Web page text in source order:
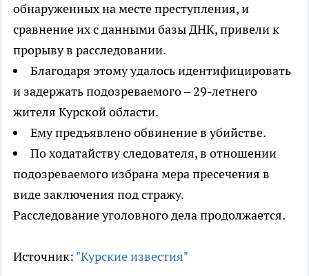
обнаруженных на месте преступления, и
сравнение их с данными базы ДНК, привели к
прорыву в расследовании.
Благодаря этому удалось идентифицировать
и задержать подозреваемого – 29-летнего
жителя Курской области.
Ему предъявлено обвинение в убийстве.
По ходатайству следователя, в отношении
подозреваемого избрана мера пресечения в
виде заключения под стражу.
Расследование уголовного дела продолжается.
Источник: "Курские известия"